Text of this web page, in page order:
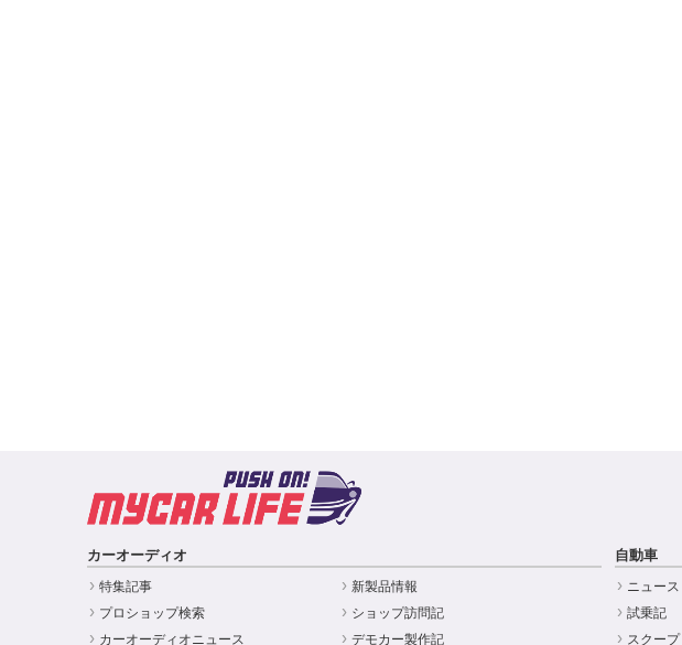
カーオーディオ
特集記事
新製品情報
プロショップ検索
ショップ訪問記
カーオーディオニュース
デモカー製作記
自動車
ニュース
試乗記
スクープ